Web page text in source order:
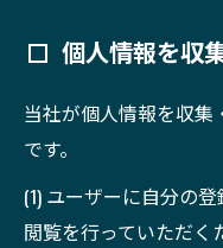
個人情報を収
当社が個人情報を収集
です。
(1) ユーザーに自分の
閲覧を行っていただく